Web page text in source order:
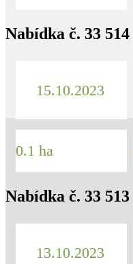
Nabídka č. 33 514
15.10.2023
0.1 ha
Nabídka č. 33 513
13.10.2023